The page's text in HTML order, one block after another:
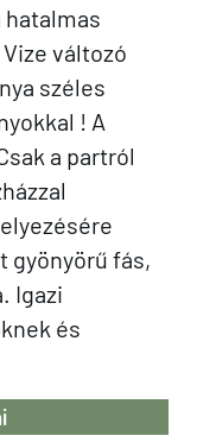
hatalmas
változó
széles
! A
a partról
gyönyörű fás,
Igazi
és